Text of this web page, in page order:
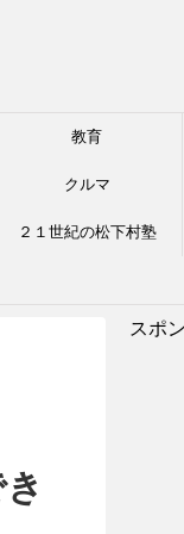
教育
クルマ
２１世紀の松下村塾
スポ